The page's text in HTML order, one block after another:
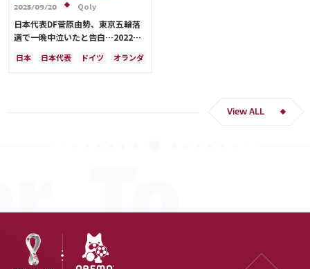
2025/09/20 Qoly
日本代表DF菅原由勢、東京五輪落
選で一晩中泣いたと告白…2022年
く「受け入れるのは難しかった」
日本 日本代表 ドイツ オランダ
View ALL